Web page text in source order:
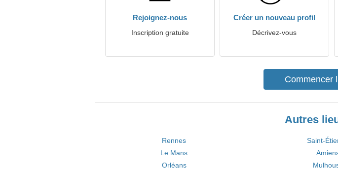
Rejoignez-nous
Inscription gratuite
Créer un nouveau profil
Décrivez-vous
Commencer
Autres
Rennes Saint-
Le Mans
Orléans